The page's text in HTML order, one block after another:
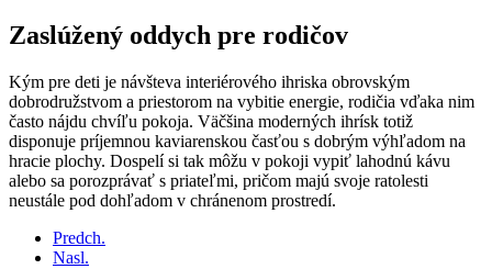
Zaslúžený oddych pre rodičov
Kým pre deti je návšteva interiérového ihriska obrovským
dobrodružstvom a priestorom na vybitie energie, rodičia vďaka nim
často nájdu chvíľu pokoja. Väčšina moderných ihrísk totiž
disponuje príjemnou kaviarenskou časťou s dobrým výhľadom na
hracie plochy. Dospelí si tak môžu v pokoji vypiť lahodnú kávu
alebo sa porozprávať s priateľmi, pričom majú svoje ratolesti
neustále pod dohľadom v chránenom prostredí.
Predch.
Nasl.